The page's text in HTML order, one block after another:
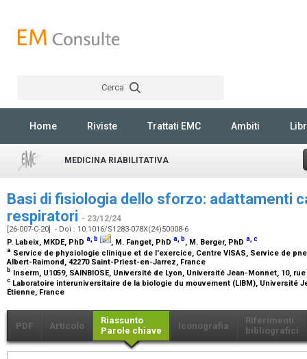
Cerca
Home Riviste Trattati EMC Ambiti
MEDICINA RIABILITATIVA
Basi di fisiologia dello sforzo: adattamenti
respiratori - 23/12/24
[26-007-C-20] - Doi : 10.1016/S1283-078X(24)50008-6
P. Labeix, MKDE, PhD a, b , M. Fanget, PhD a, b, M. Berger, PhD a,c
a Service de physiologie clinique et de l'exercice, Centre VISAS, Service de
Albert-Raimond, 42270 Saint-Priest-en-Jarrez, France
b Inserm, U1059, SAINBIOSE, Université de Lyon, Université Jean-Monnet, 10,
c Laboratoire interuniversitaire de la biologie du mouvement (LIBM), Université
Étienne, France
PDF Articolo
Riassunto
Parole chiave
Iconografia
Riferimenti
bibliografici